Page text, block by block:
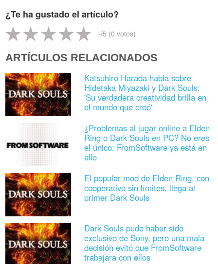
¿Te ha gustado el artículo?
-/5 (0 votos)
ARTÍCULOS RELACIONADOS
Katsuhiro Harada habla sobre
Hidetaka Miyazaki y Dark Souls:
'Su verdadera creatividad brilla en
el mundo que creó'
¿Problemas al jugar online a Elden
Ring o Dark Souls en PC? No eres
el único: FromSoftware ya está en
ello
El popular mod de Elden Ring, con
cooperativo sin límites, llega al
primer Dark Souls
Dark Souls pudo haber sido
exclusivo de Sony, pero una mala
decisión evitó que FromSoftware
trabajara con ellos